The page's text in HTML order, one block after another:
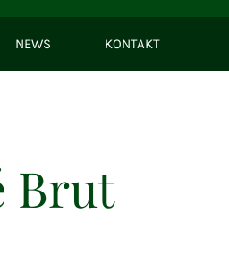
NEWS KONTAKT
Brut